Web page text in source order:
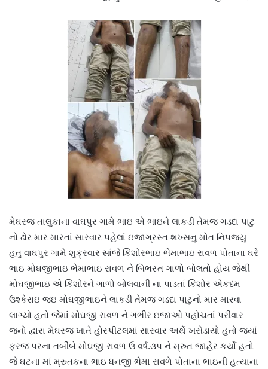
મેઘરજ તાલુકાના વાઘપુર ગામે ભાઇ એ ભાઇને લાકડી તેમજ ગડદા પાટુ
નો ઢોર માર મારતાં સારવાર પહેલાં ઇજાગ્રસ્ત શખ્સનુ મોત નિપજ્યુ
હતુ વાઘપુર ગામે શુક્રવાર સાંજે કિશોરભાઇ ભેમાભાઇ રાવળ પોતાના ઘરે
ભાઇ મોઘજીભાઇ ભેમાભાઇ રાવળ ને બિભસ્ત ગાળો બોલતો હોય જેથી
મોઘજીભાઇ એ કિશોરને ગાળો બોલવાની ના પાડતાં કિશોર એકદમ
ઉશ્કેરાઇ જઇ મોઘજીભાઇને લાકડી તેમજ ગડદા પાટુનો માર મારવા
લાગ્યો હતો જેમાં મોઘજી રાવળ ને ગંભીર ઇજાઓ પહોચતાં પરીવાર
જનો દ્વારા મેઘરજ ખાતે હોસ્પીટલમાં સારવાર અર્થે ખસેડાયો હતો જ્યાં
ફરજ પરના તબીબે મોઘજી રાવળ ઉ વર્ષ.૩૫ ને મ્રુત જાહેર કર્યો હતો
જે ઘટના માં મ્રુતકના ભાઇ ધનજી ભેમા રાવળે પોતાના ભાઇની હત્યાના